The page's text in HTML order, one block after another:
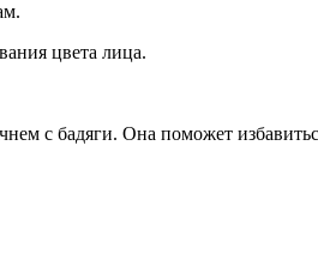
цвета лица.
с бадяги. Она поможет